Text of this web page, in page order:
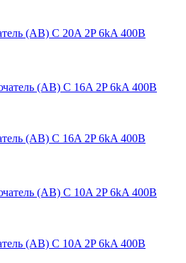
(АВ) C 20A 2P 6kA 400В
(АВ) C 16A 2P 6kA 400В
(АВ) C 10A 2P 6kA 400В